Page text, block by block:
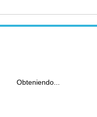
Obteniendo...